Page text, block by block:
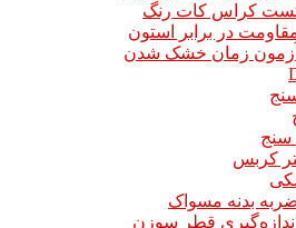
تست کراس کات رنگ
در برابر استون
آزمون زمان خشک شدن
کربس
بدنه مسواک
قطر سوزن